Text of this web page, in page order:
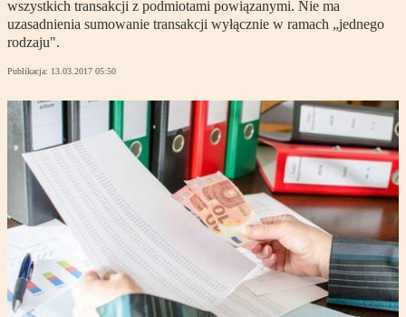
wszystkich transakcji z podmiotami powiązanymi. Nie ma
uzasadnienia sumowanie transakcji wyłącznie w ramach „jednego
rodzaju".
Publikacja: 13.03.2017 05:50